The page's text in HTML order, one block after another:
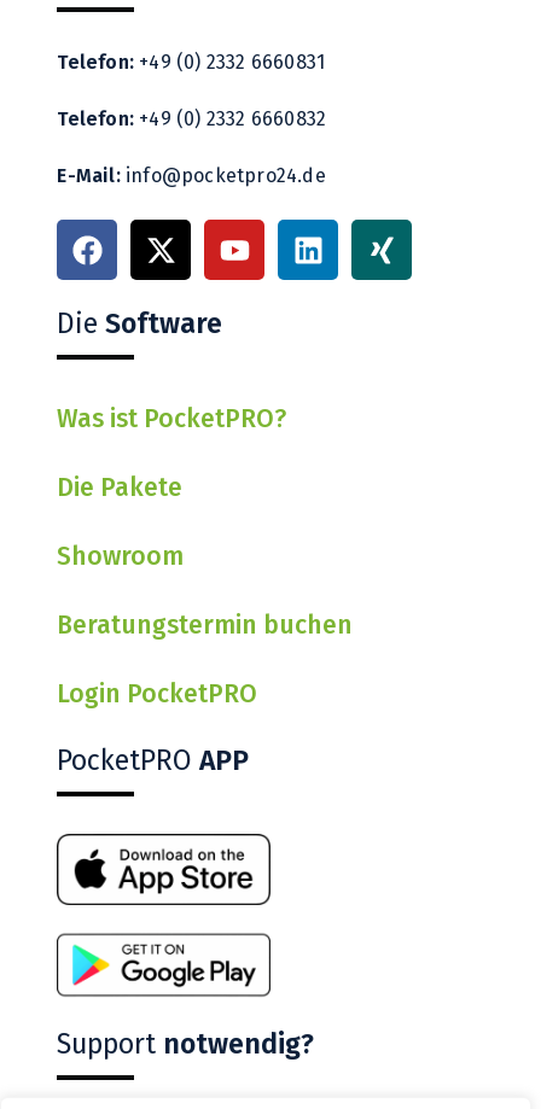
Telefon: +49 (0) 2332 6660831
Telefon: +49 (0) 2332 6660832
E-Mail: info@pocketpro24.de
DieSoftware
Was ist PocketPRO?
Die Pakete
Showroom
Beratungstermin buchen
Login PocketPRO
PocketPRO APP
Support notwendig?